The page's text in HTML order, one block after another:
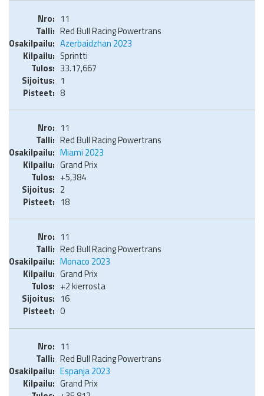
11
Red Bull Racing Powertrans
Azerbaidzhan 2023
Sprintti
33.17,667
1
8
11
Red Bull Racing Powertrans
Miami 2023
Grand Prix
+5,384
2
18
11
Red Bull Racing Powertrans
Monaco 2023
Grand Prix
+2 kierrosta
16
0
11
Red Bull Racing Powertrans
Espanja 2023
Grand Prix